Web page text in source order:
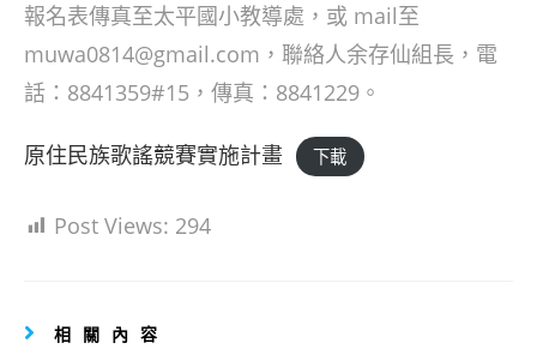
報名表傳真至太平國小教導處，或 mail至
muwa0814@gmail.com，聯絡人余存仙組長，電
話：8841359#15，傳真：8841229。
原住民族歌謠競賽實施計畫 下載
Post Views: 294
相關內容